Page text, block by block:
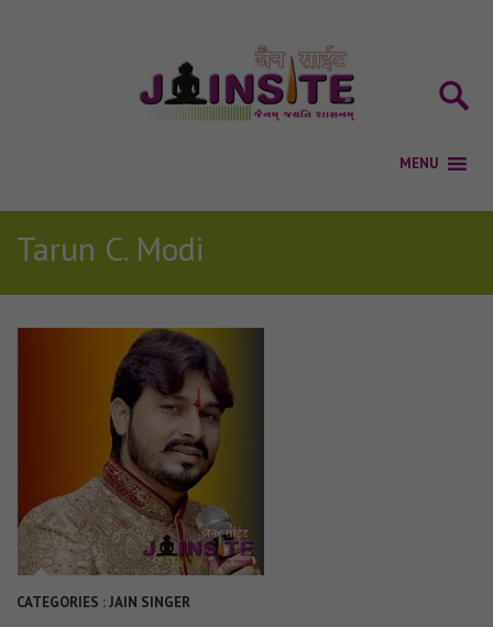
Tarun C. Modi
CATEGORIES :JAIN SINGER